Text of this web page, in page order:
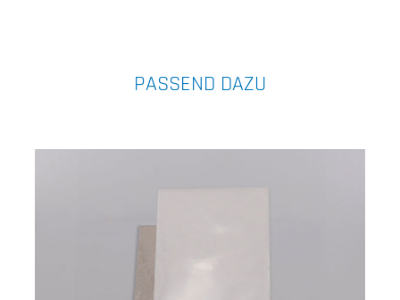
PASSEND DAZU